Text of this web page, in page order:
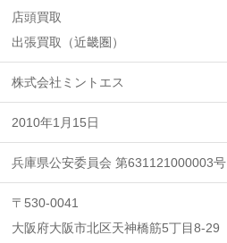
店頭買取
出張買取（近畿圏）
株式会社ミントエス
2010年1月15日
兵庫県公安委員会 第631121000003号
〒530-0041
大阪府大阪市北区天神橋筋5丁目8-29